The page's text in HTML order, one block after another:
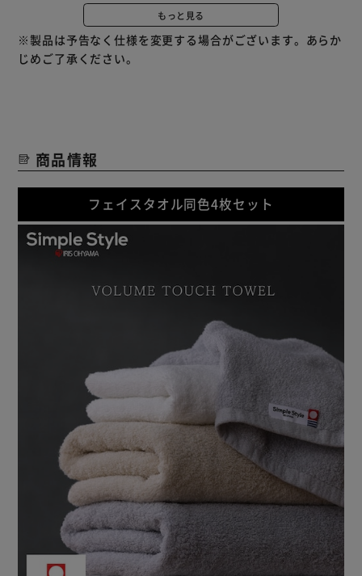
ふっくら厚手のタオル。
やさしくお肌を包み込み、水分をサッと吸収するリッチな使
い心地。
耐久性が高く、丈夫で風合い長持ち。
もっと見る
※製品は予告なく仕様を変更する場合がございます。あらか
じめご了承ください。
商品情報
フェイスタオル同色4枚セット